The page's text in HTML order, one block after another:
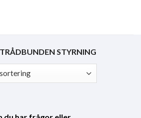
TRÅDBUNDEN STYRNING